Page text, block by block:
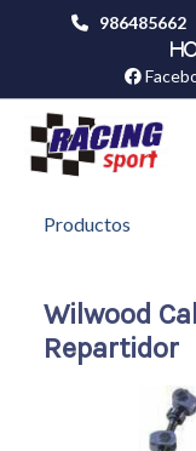
986485662
Productos
Wilwood
Repartidor